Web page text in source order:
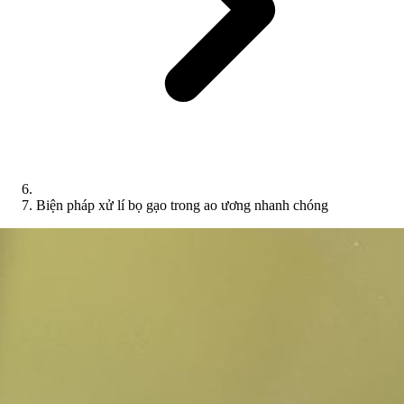
Biện pháp xử lí bọ gạo trong ao ương nhanh chóng